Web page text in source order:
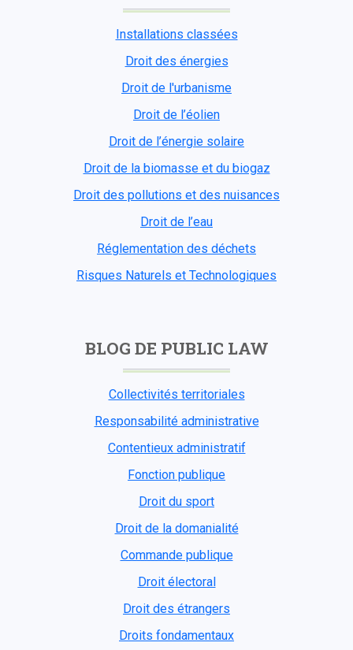
Installations classées
Droit des énergies
Droit de l'urbanisme
Droit de l’éolien
Droit de l’énergie solaire
Droit de la biomasse et du biogaz
Droit des pollutions et des nuisances
Droit de l’eau
Réglementation des déchets
Risques Naturels et Technologiques
BLOG DE PUBLIC LAW
Collectivités territoriales
Responsabilité administrative
Contentieux administratif
Fonction publique
Droit du sport
Droit de la domanialité
Commande publique
Droit électoral
Droit des étrangers
Droits fondamentaux